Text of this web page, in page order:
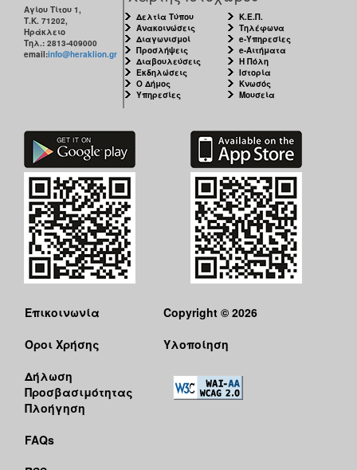
Αγίου Τίτου 1,
Τ.Κ. 71202,
Ηράκλειο
Τηλ.: 2813-409000
email:info@heraklion.gr
Δελτία Τύπου
Ανακοινώσεις
Διαγωνισμοί
Προσλήψεις
Διαβουλεύσεις
Εκδηλώσεις
Ο Δήμος
Υπηρεσίες
Κ.Ε.Π.
Τηλέφωνα
e-Υπηρεσίες
e-Αιτήματα
Η Πόλη
Ιστορία
Κνωσός
Μουσεία
Επικοινωνία
Όροι Χρήσης
Δήλωση
Προσβασιμότητας
Πλοήγηση
FAQs
Copyright © 2026
Υλοποίηση